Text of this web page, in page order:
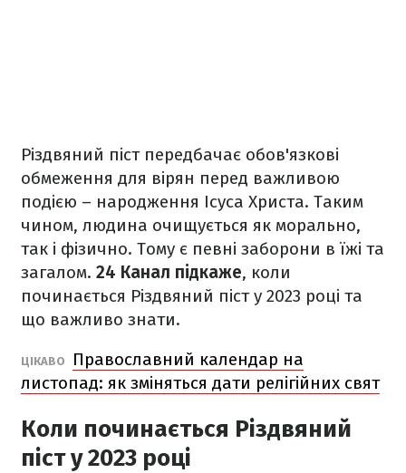
Різдвяний піст передбачає обов'язкові
обмеження для вірян перед важливою
подією – народження Ісуса Христа. Таким
чином, людина очищується як морально,
так і фізично. Тому є певні заборони в їжі та
загалом. 24 Канал підкаже, коли
починається Різдвяний піст у 2023 році та
що важливо знати.
ЦІКАВО
Православний календар на
листопад: як зміняться дати релігійних свят
Коли починається Різдвяний
піст у 2023 році